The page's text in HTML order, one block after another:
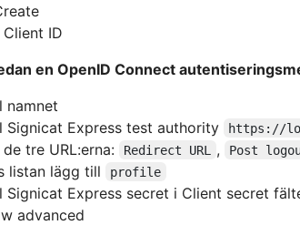
Client ID
en OpenID Connect
namnet
Signicat Express test authority
https://
tre URL:erna:
Redirect URL , Post
listan lägg till profile
Signicat Express secret i Client secret
advanced